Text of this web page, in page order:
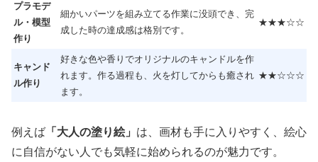
プラモデ
ル・模型
作り
細かいパーツを組み立てる作業に没頭でき、完
成した時の達成感は格別です。
★★★☆☆
キャンド
ル作り
好きな色や香りでオリジナルのキャンドルを作
れます。作る過程も、火を灯してからも癒され
ます。
★★☆☆☆
例えば 「大人の塗り絵」 は、画材も手に入りやすく、絵心
に自信がない人でも気軽に始められるのが魅力です。